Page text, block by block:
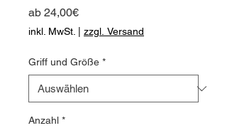
ab 24,00€Sale-
Preis
inkl. MwSt. zzgl. Versand
Griff und Größe *
Anzahl *